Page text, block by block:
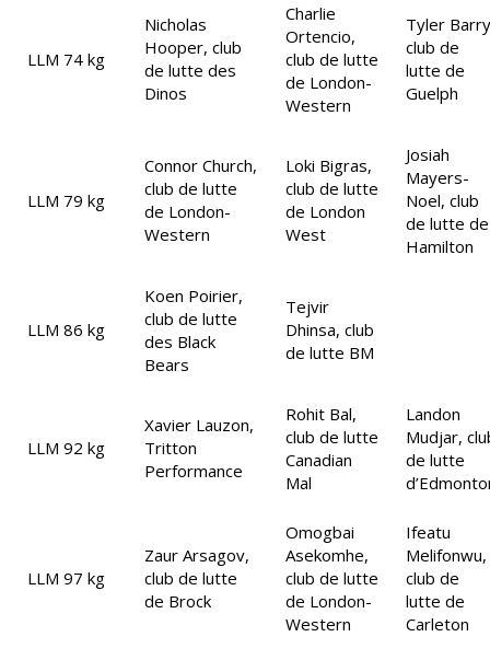
LLM 74 kg
Nicholas
Hooper, club
de lutte des
Dinos
Charlie
Ortencio,
club de lutte
de London-
Western
Tyler
club de
lutte de
Guelph
LLM 79 kg
Connor Church,
club de lutte
de London-
Western
Loki Bigras,
club de lutte
de London
West
Josiah
Mayers-
Noel, club
de lutte de
Hamilton
LLM 86 kg
Koen Poirier,
club de lutte
des Black
Bears
Tejvir
Dhinsa, club
de lutte BM
LLM 92 kg
Xavier Lauzon,
Tritton
Performance
Rohit Bal,
club de lutte
Canadian
Mal
Landon
Mudjar,
de lutte
LLM 97 kg
Zaur Arsagov,
club de lutte
de Brock
Omogbai
Asekomhe,
club de lutte
de London-
Western
Ifeatu
Melifonwu,
club de
lutte de
Carleton